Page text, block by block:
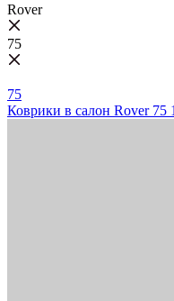
Rover
75
75
Коврики в салон Rover 75